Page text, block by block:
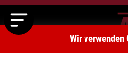
Wir verwenden